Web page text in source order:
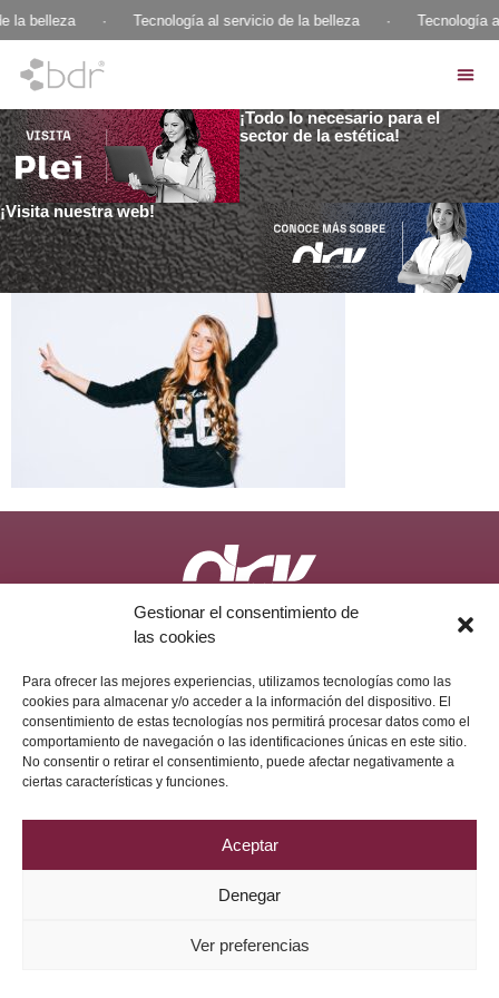
Gestionar el consentimiento de
las cookies
Para ofrecer las mejores experiencias, utilizamos tecnologías como las
cookies para almacenar y/o acceder a la información del dispositivo. El
consentimiento de estas tecnologías nos permitirá procesar datos como el
comportamiento de navegación o las identificaciones únicas en este sitio.
No consentir o retirar el consentimiento, puede afectar negativamente a
ciertas características y funciones.
Aceptar
Denegar
Ver preferencias
la belleza · Tecnología al servicio de la belleza · Tecnología
¡Todo lo necesario para el
sector de la estética!
¡Visita nuestra web!
Política de Privacidad Aviso Legal